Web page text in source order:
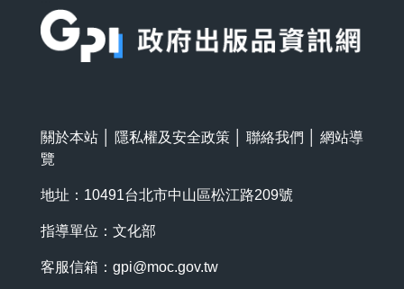
關於本站 隱私權及安全政策 聯絡我們
網站導
覽
地址：10491台北市中山區松江路209號
指導單位：文化部
客服信箱： gpi@moc.gov.tw